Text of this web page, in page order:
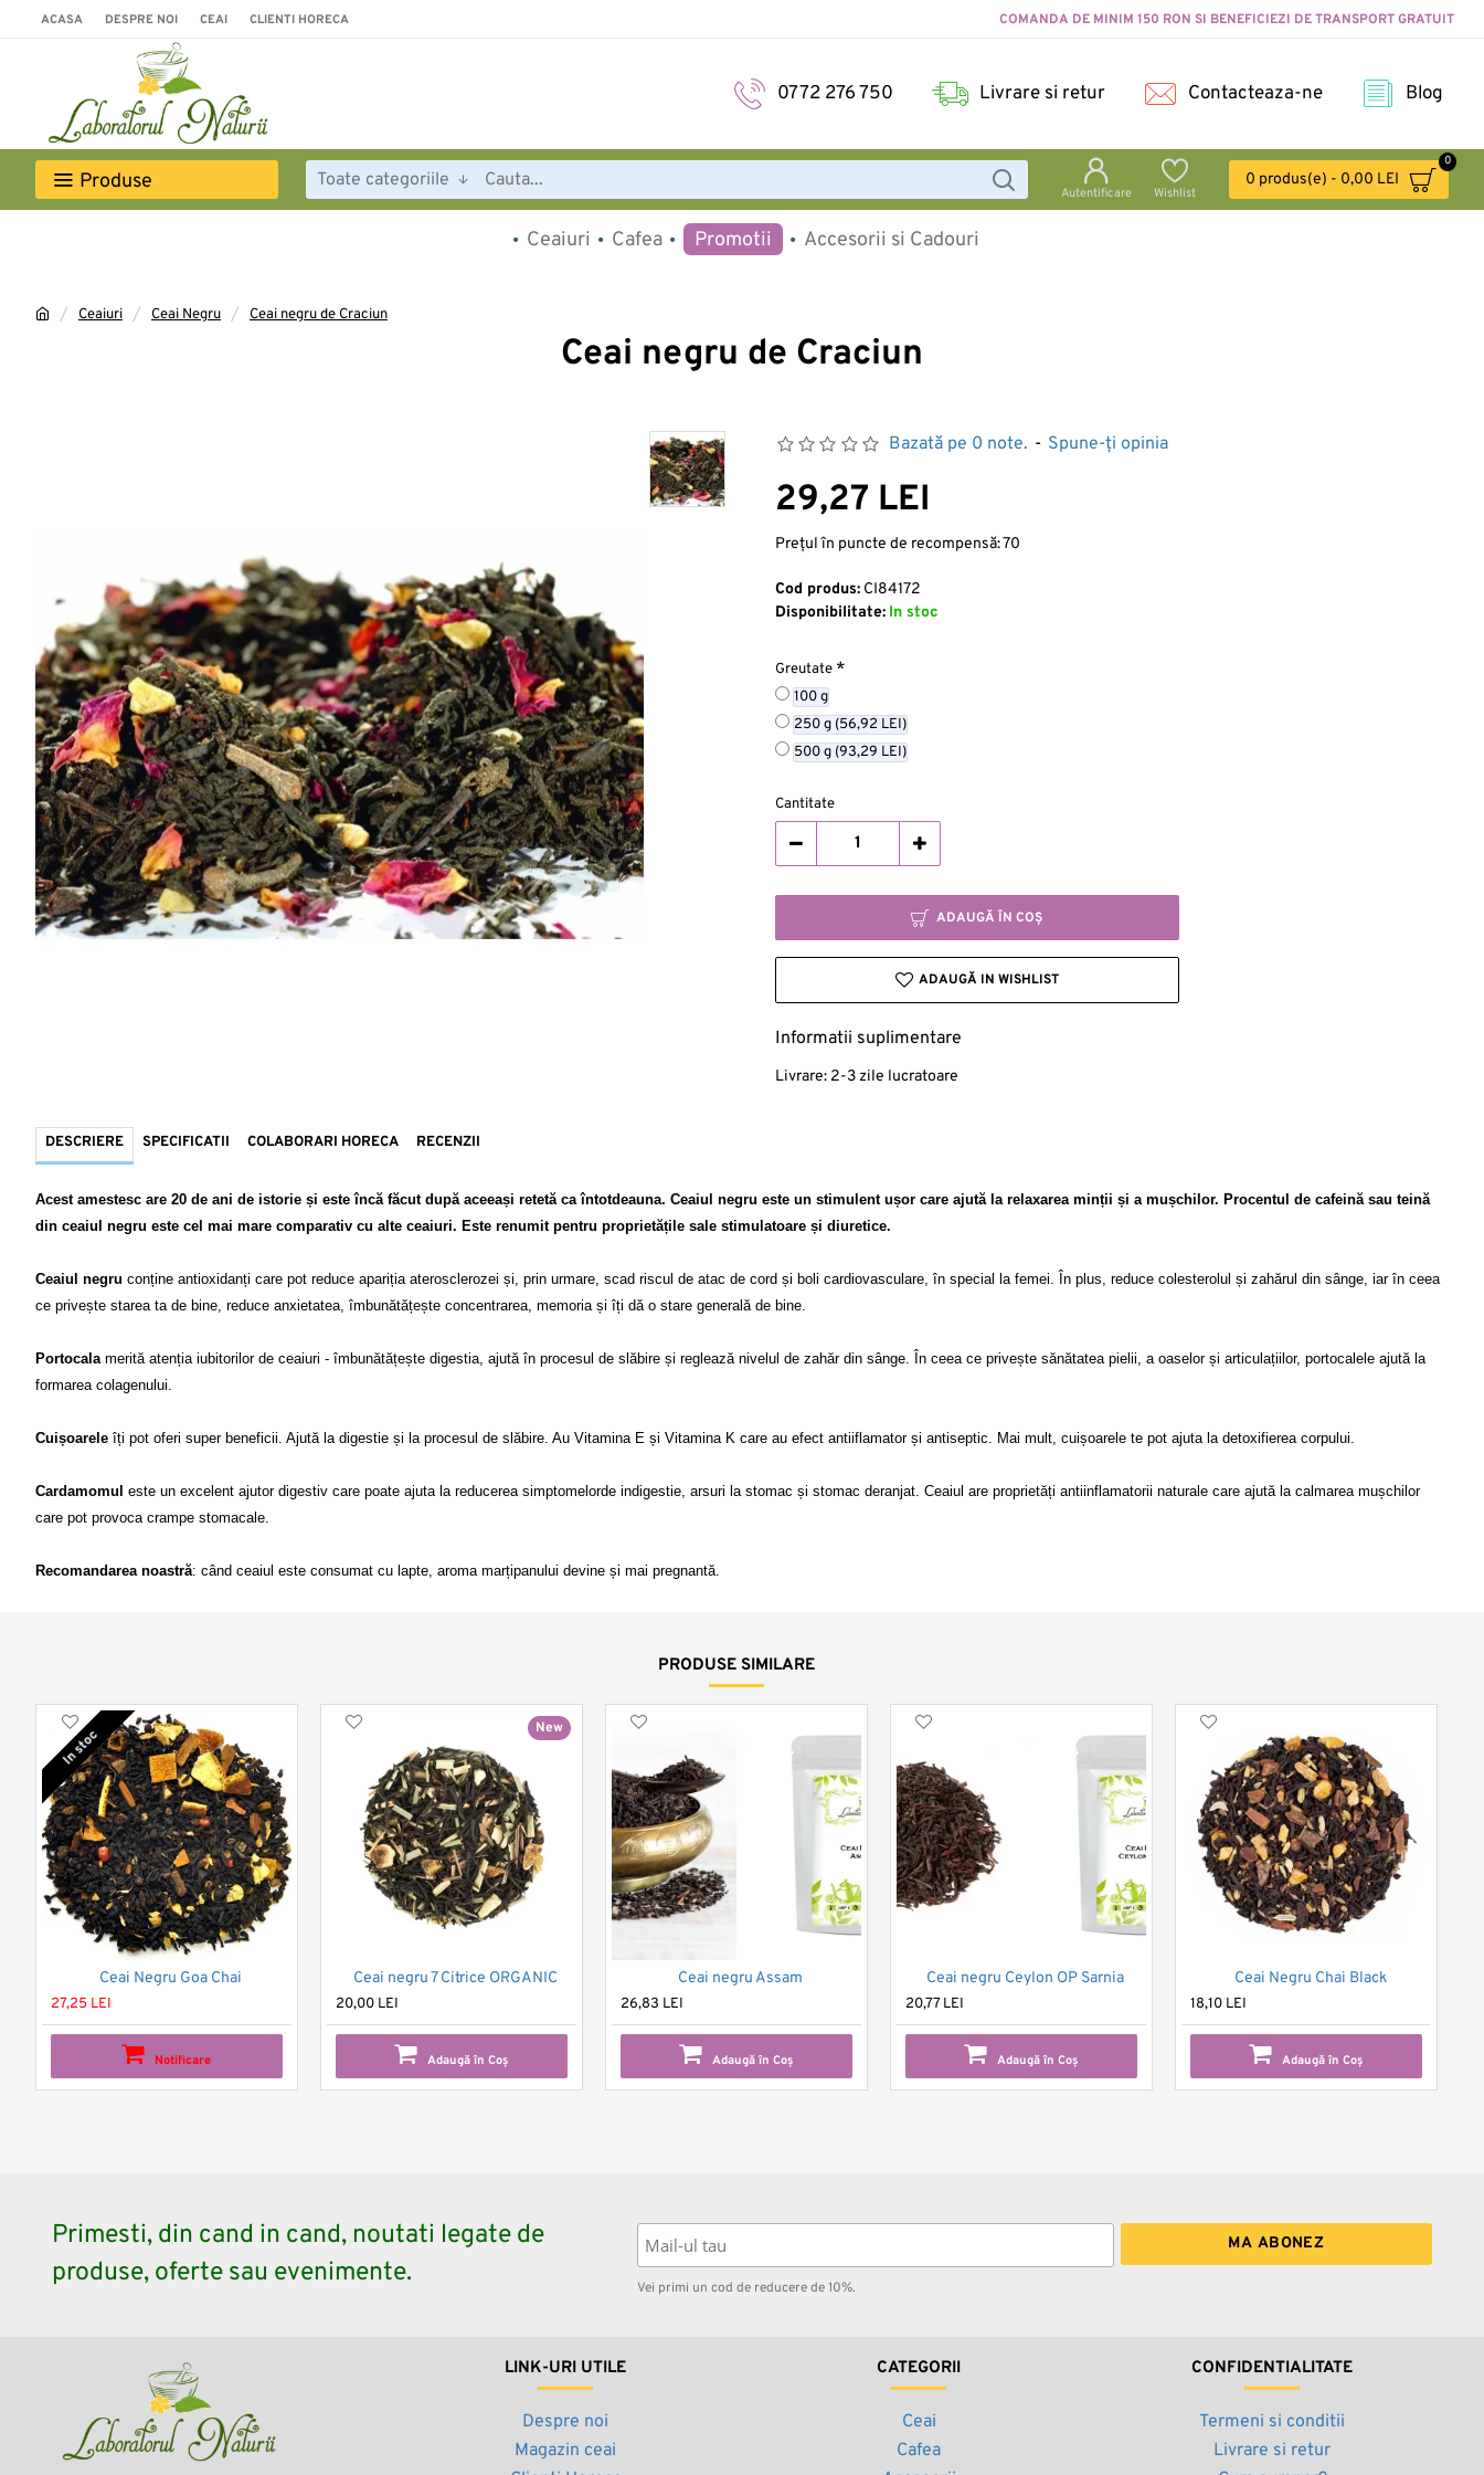
ACASA DESPRE NOI CEAI CLIENTI HORECA COMANDA DE MINIM 150 RON SI BENEFICIEZI DE TRANSPORT GRATUIT
0772 276 750 Livrare si retur Contacteaza-ne Blog
Produse Toate categoriile
Autentificare Wishlist
0 produs(e) - 0,00 LEI
0
Ceaiuri Cafea Promotii Accesorii si Cadouri
Ceaiuri Ceai Negru Ceai negru de Craciun
Ceai negru de Craciun
Bazată pe 0 note. - Spune-ţi opinia
29,27 LEI
Preţul în puncte de recompensă:70
Cod produs: CI84172
Disponibilitate: In stoc
Greutate
100 g
250 g (56,92 LEI)
500 g (93,29 LEI)
Cantitate
ADAUGĂ ÎN COŞ
ADAUGĂ IN WISHLIST
Informatii suplimentare
Livrare: 2-3 zile lucratoare
DESCRIERE SPECIFICATII COLABORARI HORECA RECENZII
Acest amestesc are 20 de ani de istorie și este încă făcut după aceeași retetă ca întotdeauna. Ceaiul negru este un stimulent ușor care ajută la relaxarea minții și a mușchilor. Procentul de cafeină sau teină
din ceaiul negru este cel mai mare comparativ cu alte ceaiuri. Este renumit pentru proprietățile sale stimulatoare și diuretice.
Ceaiul negru conține antioxidanți care pot reduce apariția aterosclerozei și, prin urmare, scad riscul de atac de cord și boli cardiovasculare, în special la femei. În plus, reduce colesterolul și zahărul din sânge, iar în ceea
ce privește starea ta de bine, reduce anxietatea, îmbunătățește concentrarea, memoria și îți dă o stare generală de bine.
Portocala merită atenția iubitorilor de ceaiuri - îmbunătățește digestia, ajută în procesul de slăbire și reglează nivelul de zahăr din sânge. În ceea ce privește sănătatea pielii, a oaselor și articulațiilor, portocalele ajută la
formarea colagenului.
Cuișoarele îți pot oferi super beneficii. Ajută la digestie și la procesul de slăbire. Au Vitamina E și Vitamina K care au efect antiiflamator și antiseptic. Mai mult, cuișoarele te pot ajuta la detoxifierea corpului.
Cardamomul este un excelent ajutor digestiv care poate ajuta la reducerea simptomelorde indigestie, arsuri la stomac și stomac deranjat. Ceaiul are proprietăți antiinflamatorii naturale care ajută la calmarea mușchilor
care pot provoca crampe stomacale.
Recomandarea noastră: când ceaiul este consumat cu lapte, aroma marțipanului devine și mai pregnantă.
PRODUSE SIMILARE
In stoc
Ceai Negru Goa Chai
27,25 LEI
Notificare
New
Ceai negru 7 Citrice ORGANIC
20,00 LEI
Adaugă în Coş
Ceai negru Assam
26,83 LEI
Adaugă în Coş
Ceai negru Ceylon OP Sarnia
20,77 LEI
Adaugă în Coş
Ceai Negru Chai Black
18,10 LEI
Adaugă în Coş
Primesti, din cand in cand, noutati legate de
produse, oferte sau evenimente.
Vei primi un cod de reducere de 10%.
LINK-URI UTILE
Despre noi
Magazin ceai
CATEGORII
Ceai
Cafea
CONFIDENTIALITATE
Termeni si conditii
Livrare si retur